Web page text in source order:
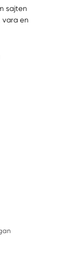
sajten
vara en